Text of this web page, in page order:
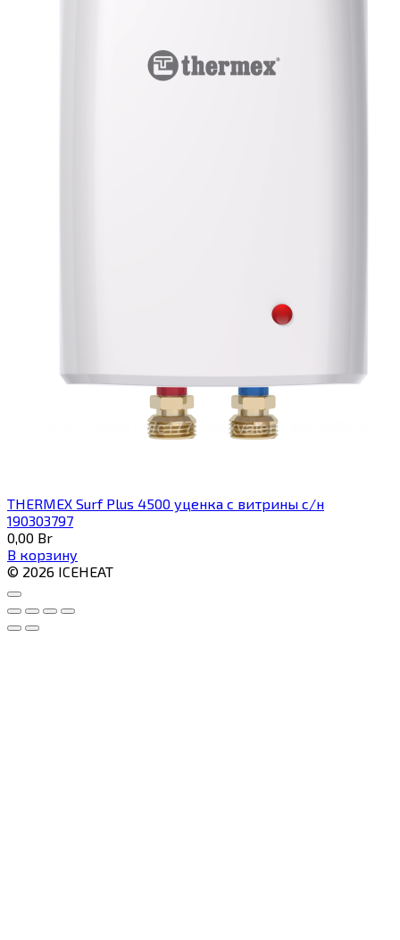
THERMEX Surf Plus 4500 уценка с витрины с/н
190303797
0,00 Br
В корзину
© 2026 ICEHEAT